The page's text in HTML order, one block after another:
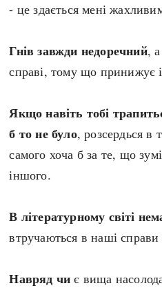
Спорт
Австралія
Америка
А(нта)рктика
done
- це здається мені
Гнів завжди недоречний,
справі, тому що принижує і
Якщо навіть тобі
б то не було, розсердься в
самого хоча б за те, що
іншого.
В літературному світі
втручаються в наші
Навряд чи є вища